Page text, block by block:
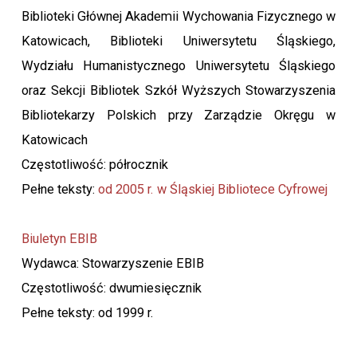
Biblioteki Głównej Akademii Wychowania Fizycznego w
Katowicach, Biblioteki Uniwersytetu Śląskiego,
Wydziału Humanistycznego Uniwersytetu Śląskiego
oraz Sekcji Bibliotek Szkół Wyższych Stowarzyszenia
Bibliotekarzy Polskich przy Zarządzie Okręgu w
Katowicach
Częstotliwość: półrocznik
Pełne teksty: od 2005 r. w Śląskiej Bibliotece Cyfrowej
Biuletyn EBIB
Wydawca: Stowarzyszenie EBIB
Częstotliwość: dwumiesięcznik
Pełne teksty: od 1999 r.